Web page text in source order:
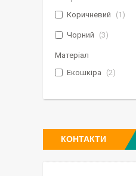
Коричневий
1
Чорний 3
Матеріал
Екошкіра
2
КОНТАКТИ